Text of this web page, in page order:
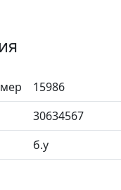
15986
30634567
б.у